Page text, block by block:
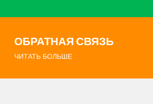
ОБРАТНАЯ СВЯЗЬ
ЧИТАТЬ БОЛЬШЕ